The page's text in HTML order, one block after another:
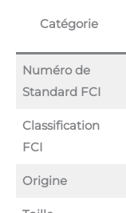
Catégorie
Numéro de
Standard FCI
Classification
FCI
Origine